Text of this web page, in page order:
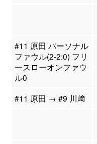
#11 原田 パーソナル
ファウル(2-2:0) フリ
ースローオンファウ
ル0
#11 原田 → #9 川﨑